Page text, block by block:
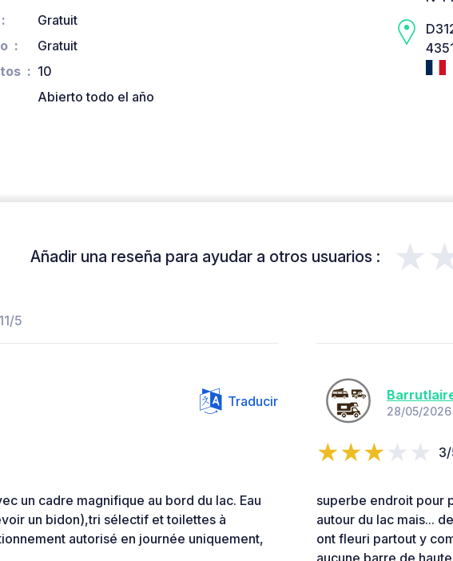
Gratuit
Gratuit
10
Abierto todo el año
Añadir una reseña para ayudar a otros usuarios :
5
Traducir
un cadre magnifique au bord du lac. Eau
un bidon),tri sélectif et toilettes à
autorisé en journée uniquement,
28/05/2026
superbe endroit pour
autour du lac mais...
ont fleuri partout y